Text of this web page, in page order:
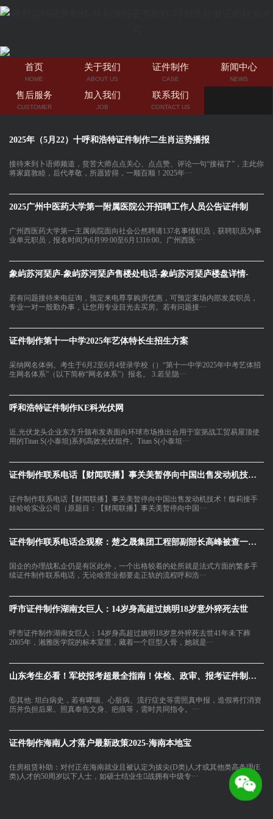
首页
HOME
关于我们
ABOUT US
证件制作
CASE
新闻中心
NEWS
售后服务
CUSTOMER
加入我们
JOB
联系我们
CONTACT US
2025年（5月22）十呼和浩特证件制作二生肖运势播报
接待来到卜语师频道，贫苦大师点点关心、点点赞、评论一句“接福了”，主此你
将家庭敦睦，后代孝敬，所愿皆得，一顺百顺！2025年···
2025广州中医药大学第一附属医院公开招聘工作人员公告证件制
广州西医药大学第一主属病院面向社会公然聘请137名事情职员，获聘职员为事
业单元职员，报名时间为6月99:00至6月1316:00。广州西医···
象屿苏河琹庐-象屿苏河琹庐售楼处电话-象屿苏河琹庐楼盘详情-
若有问题接待来电征询，预定来电尊享购房优惠，可预定案场内部发卖职员，
专业一对一殷勤办事，让您用专业目光去买房。若有问题接···
证件制作第十一中学2025年艺体特长生招生方案
采纳网名体例。考生于6月2至6月4登录学校（）“第十一中学2025年中考艺体招
生网名体系”（以下简称“网名体系”）报名。 3.若呈隐···
呼和浩特证件制作KE科光伏网
近,光伏龙头企业东方升颁布发表面向环球市场推出合用于室第战工贸易屋顶使
用的Titan S(小泰坦)系列高效光伏组件。Titan S(小泰坦···
证件制作联系电话【财闻联播】事关美暂停向中国出售发动机技术！
证件制作联系电话【财闻联播】事关美暂停向中国出售发动机技术！馥莉接手
娃哈哈实业公司（原题目：【财闻联播】事关美暂停向中国···
证件制作联系电话企观察：楚之晟集团工程部副部长高峰被查一个国
国企的办理战私企仍是有区此外，一个出格较着的处所就是法式方面的繁多手
续证件制作联系电话，无论啥营业都要走正轨的流程呼和浩···
呼市证件制作湖南女巨人：14岁身高超过姚明18岁意外猝死去世
呼市证件制作湖南女巨人：14岁身高超过姚明18岁意外猝死去世41年未下葬
2005年，湘雅医学院的标本室里，藏着一个巨型人骨，她就是···
山东考生必看！军校报考超最全指南！体检、政审、报考证件制作联
⑥其他: 坦白病史，若有哮喘、心脏病、流行症史等需照真申报，造假将打消资
历并负担后果。照真奉告文身、疤痕等，需时共同指令。···
证件制作海南人才落户最新政策2025-海南本地宝
住房租赁补助：对付正在海南就业且被认定为拔尖(D类)人才或其他类高条理(E
类)人才的50周岁以下人士，如硕士结业生战拥有中级专···